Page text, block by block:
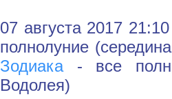
07 августа 2017
полнолуние
Зодиака- все
Водолея)